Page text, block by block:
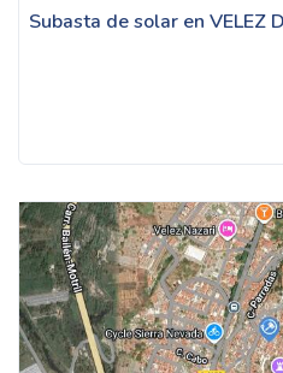
Subasta de solar en VELEZ